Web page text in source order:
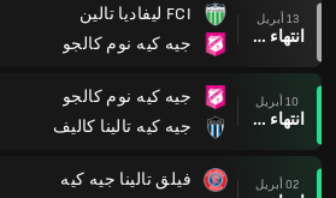
13 أبريل
انتهاء وقت المباراة
FCI ليفاديا تالين
جيه كيه نوم كالجو
10 أبريل
انتهاء وقت المباراة
جيه كيه نوم كالجو
جيه كيه تالينا كاليف
02 أبريل فيلق تالينا جيه كيه